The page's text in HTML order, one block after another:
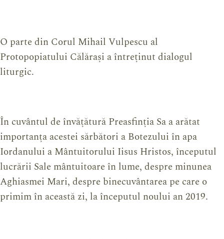
O parte din Corul Mihail Vulpescu al
Protopopiatului Călărași a întreținut dialogul
liturgic.
În cuvântul de învățătură Preasfinția Sa a arătat
importanța acestei sărbători a Botezului în apa
Iordanului a Mântuitorului Iisus Hristos, începutul
lucrării Sale mântuitoare în lume, despre minunea
Aghiasmei Mari, despre binecuvântarea pe care o
primim în această zi, la începutul noului an 2019.